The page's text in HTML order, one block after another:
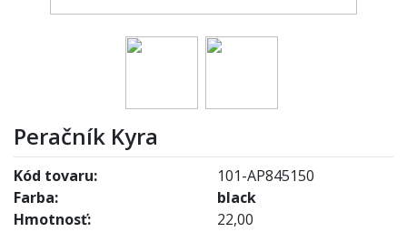
Peračník Kyra
Kód tovaru:
101-AP845150
Farba:
black
Hmotnosť:
22,00